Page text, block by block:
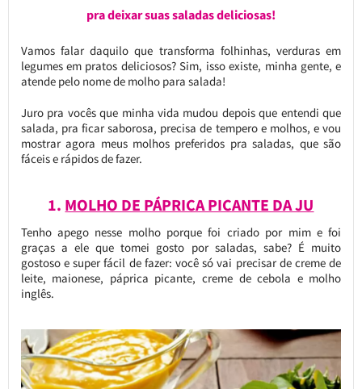
pra deixar suas saladas deliciosas!
Vamos falar daquilo que transforma folhinhas, verduras em
legumes em pratos deliciosos? Sim, isso existe, minha gente, e
atende pelo nome de molho para salada!
Juro pra vocês que minha vida mudou depois que entendi que
salada, pra ficar saborosa, precisa de tempero e molhos, e vou
mostrar agora meus molhos preferidos pra saladas, que são
fáceis e rápidos de fazer.
1. MOLHO DE PÁPRICA PICANTE DA JU
Tenho apego nesse molho porque foi criado por mim e foi
graças a ele que tomei gosto por saladas, sabe? É muito
gostoso e super fácil de fazer: você só vai precisar de creme de
leite, maionese, páprica picante, creme de cebola e molho
inglês.